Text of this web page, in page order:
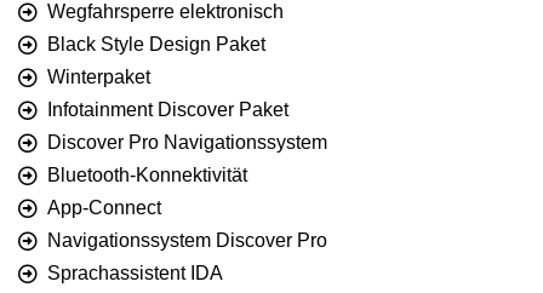
Wegfahrsperre elektronisch
Black Style Design Paket
Winterpaket
Infotainment Discover Paket
Discover Pro Navigationssystem
Bluetooth-Konnektivität
App-Connect
Navigationssystem Discover Pro
Sprachassistent IDA